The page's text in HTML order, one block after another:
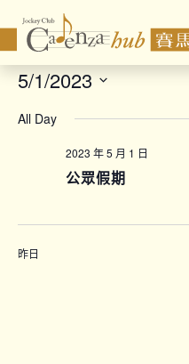
5/1/2023
date.
All Day
2023 年 5 月 1 日
公眾假期
昨日